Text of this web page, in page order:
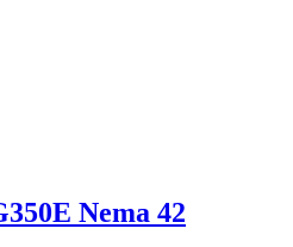
Nema 42